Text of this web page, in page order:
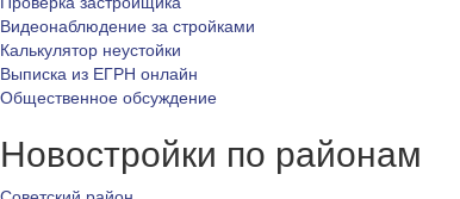
Видеонаблюдение за стройками
Калькулятор неустойки
Выписка из ЕГРН онлайн
Общественное обсуждение
Новостройки по районам